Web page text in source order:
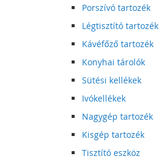
Porszívó tartozék
Légtisztító tartozék
Kávéfőző tartozék
Konyhai tárolók
Sütési kellékek
Ivókellékek
Nagygép tartozék
Kisgép tartozék
Tisztító eszköz